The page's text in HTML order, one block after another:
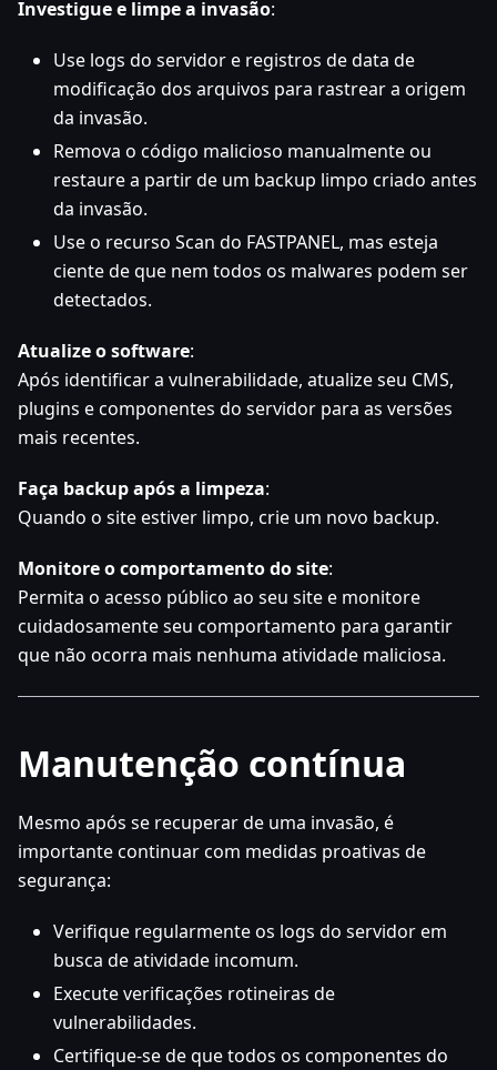
Investigue e limpe a invasão:
Use logs do servidor e registros de data de
modificação dos arquivos para rastrear a origem
da invasão.
Remova o código malicioso manualmente ou
restaure a partir de um backup limpo criado antes
da invasão.
Use o recurso Scan do FASTPANEL, mas esteja
ciente de que nem todos os malwares podem ser
detectados.
Atualize o software:
Após identificar a vulnerabilidade, atualize seu CMS,
plugins e componentes do servidor para as versões
mais recentes.
Faça backup após a limpeza:
Quando o site estiver limpo, crie um novo backup.
Monitore o comportamento do site:
Permita o acesso público ao seu site e monitore
cuidadosamente seu comportamento para garantir
que não ocorra mais nenhuma atividade maliciosa.
Manutenção contínua
Mesmo após se recuperar de uma invasão, é
importante continuar com medidas proativas de
segurança:
Verifique regularmente os logs do servidor em
busca de atividade incomum.
Execute verificações rotineiras de
vulnerabilidades.
Certifique-se de que todos os componentes do